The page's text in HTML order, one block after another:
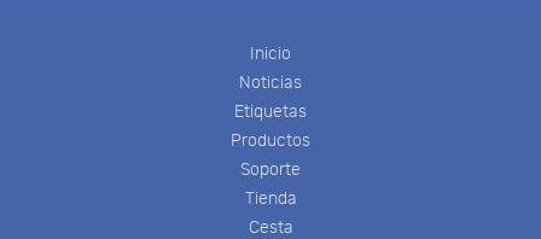
Inicio
Noticias
Etiquetas
Productos
Soporte
Tienda
Cesta